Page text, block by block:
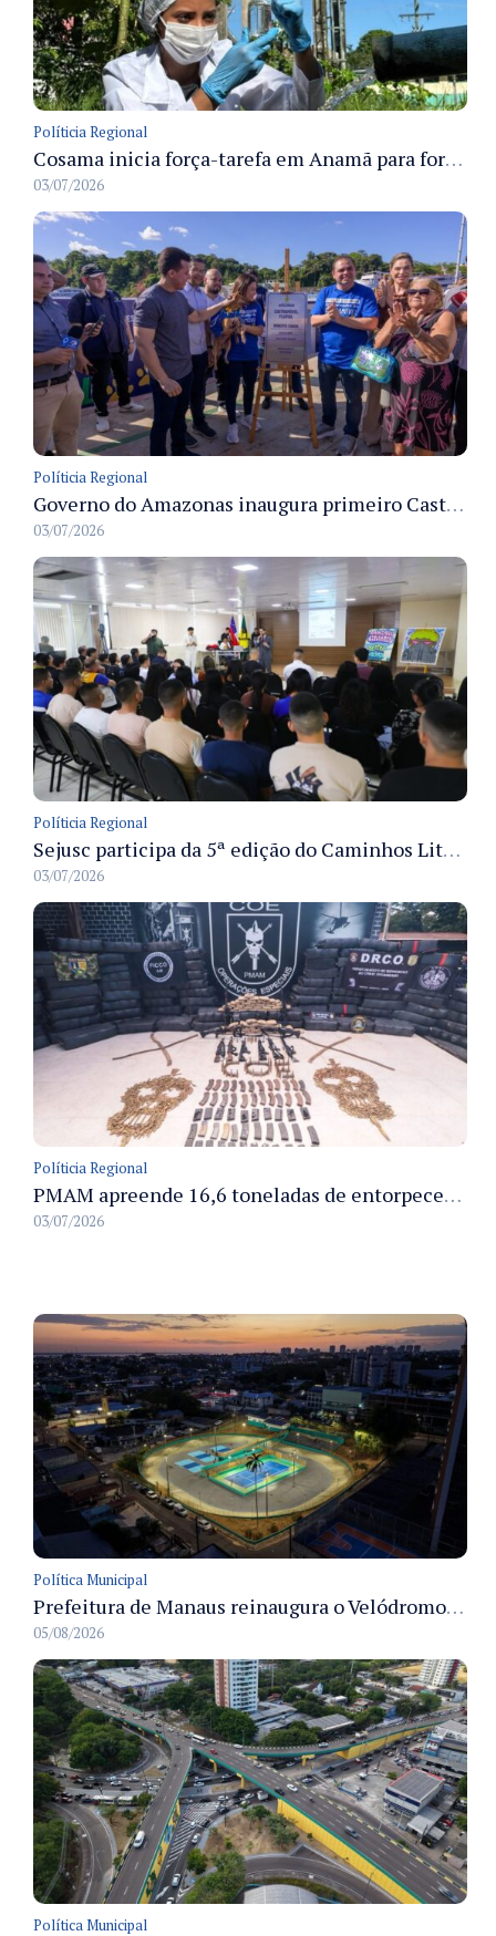
Políticia Regional
Cosama inicia força-tarefa em Anamã para fortalecer abastecimento de água e segurança hídrica da população
03/07/2026
Políticia Regional
Governo do Amazonas inaugura primeiro Castramóvel Fluvial para atendimento veterinário às comunidades ribeirinhas e castração gratuita
03/07/2026
Políticia Regional
Sejusc participa da 5ª edição do Caminhos Literários com foco na cultura hip-hop nas unidades socioeducativas
03/07/2026
Políticia Regional
PMAM apreende 16,6 toneladas de entorpecentes e registra aumento nas prisões em flagrante e nas capturas de foragidos no primeiro semestre de 2026
03/07/2026
Política Municipal
Prefeitura de Manaus reinaugura o Velódromo Professora Alzira Campos e entrega espaço esportivo totalmente revitalizado
05/08/2026
Política Municipal